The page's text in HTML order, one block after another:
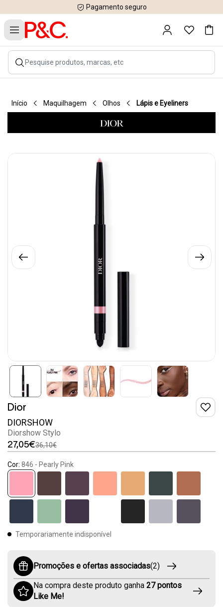
Pagamento seguro
Início Maquilhagem Olhos Lápis e Eyeliners
Dior
DIORSHOW
Diorshow Stylo
27,05€36,10€
Cor: 846 - Pearly Pink
Temporariamente indisponível
Promoções e ofertas associadas(2)
Na compra deste produto ganha 27 pontos
Like Me!